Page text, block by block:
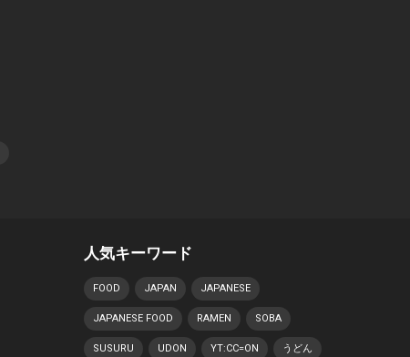
人気キーワード
FOOD JAPAN JAPANESE
JAPANESE FOOD RAMEN SOBA
SUSURU UDON YT:CC=ON うどん